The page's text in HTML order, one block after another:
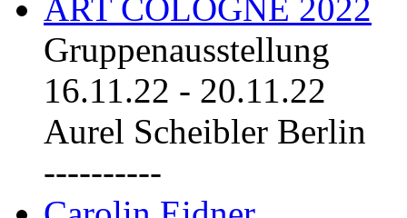
ART COLOGNE 2022
Gruppenausstellung
16.11.22 - 20.11.22
Aurel Scheibler Berlin
----------